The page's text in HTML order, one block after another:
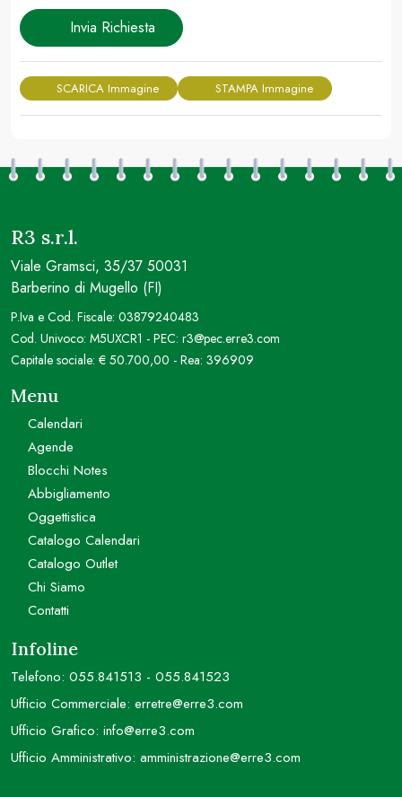
Invia Richiesta
SCARICA Immagine STAMPA Immagine
R3 s.r.l.
Viale Gramsci, 35/37 50031
Barberino di Mugello (FI)
P.Iva e Cod. Fiscale: 03879240483
Cod. Univoco: M5UXCR1 - PEC: r3@pec.erre3.com
Capitale sociale: € 50.700,00 - Rea: 396909
Menu
Calendari
Agende
Blocchi Notes
Abbigliamento
Oggettistica
Catalogo Calendari
Catalogo Outlet
Chi Siamo
Contatti
Infoline
Telefono: 055.841513 - 055.841523
Ufficio Commerciale: erretre@erre3.com
Ufficio Grafico: info@erre3.com
Ufficio Amministrativo: amministrazione@erre3.com